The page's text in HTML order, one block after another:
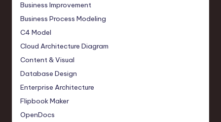
Business Improvement
Business Process Modeling
C4 Model
Cloud Architecture Diagram
Content & Visual
Database Design
Enterprise Architecture
Flipbook Maker
OpenDocs